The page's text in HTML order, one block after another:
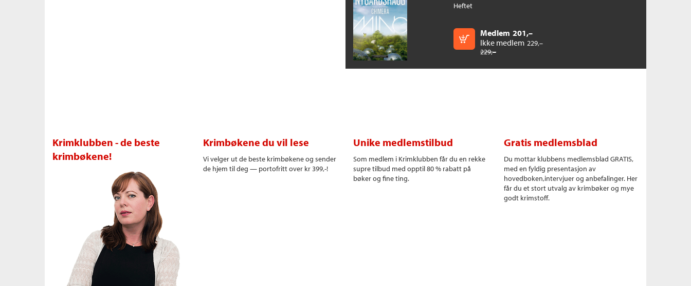
Heftet
Medlem 201,–
Ikke medlem 229,–
229,–
Kjøp
Krimklubben - de beste
krimbøkene!
Krimbøkene du vil lese
Vi velger ut de beste krimbøkene og sender
de hjem til deg — portofritt over kr 399,-!
Unike medlemstilbud
Som medlem i Krimklubben får du en rekke
supre tilbud med opptil 80 % rabatt på
bøker og fine ting.
Gratis medlemsblad
Du mottar klubbens medlemsblad GRATIS,
med en fyldig presentasjon av
hovedboken,intervjuer og anbefalinger. Her
får du et stort utvalg av krimbøker og mye
godt krimstoff.